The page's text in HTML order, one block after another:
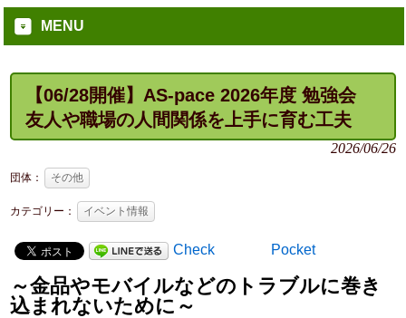
MENU
【06/28開催】AS-pace 2026年度 勉強会
友人や職場の人間関係を上手に育む工夫
2026/06/26
団体： その他
カテゴリー： イベント情報
Check Pocket
～金品やモバイルなどのトラブルに巻き
込まれないために～